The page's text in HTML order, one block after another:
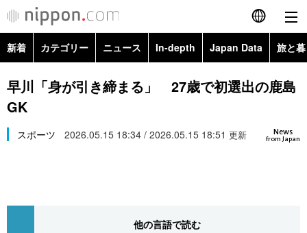
English
简体字
カテゴリー
経済・ビジネス
トップ
In-depth
新着 カテゴリー ニュース In-depth Japan Data 旅と
政治・外交
経済・ビジネス
Topics
早川「身が引き締まる」 27歳で初選出の鹿島
GK
News
from Japan
スポーツ 2026.05.15 18:34 / 2026.05.15 18:51 更新
他の言語で読む